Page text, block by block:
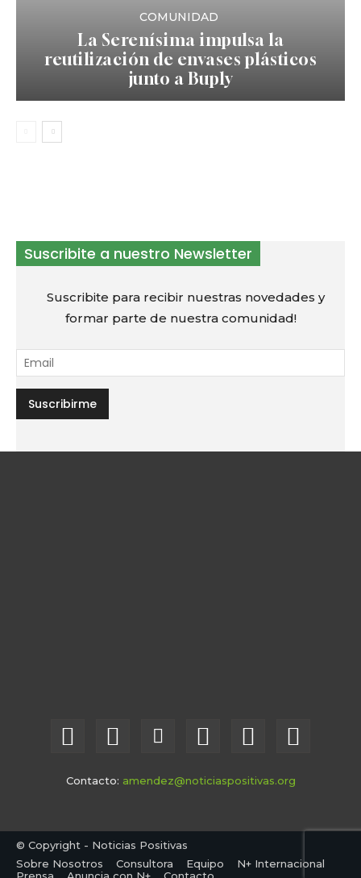
COMUNIDAD
La Serenísima impulsa la
reutilización de envases plásticos
junto a Buply
Suscribite a nuestro Newsletter
Suscribite para recibir nuestras novedades y
formar parte de nuestra comunidad!
Contacto: amendez@noticiaspositivas.org
© Copyright - Noticias Positivas
Sobre Nosotros
Consultora Equipo
N+ Internacional